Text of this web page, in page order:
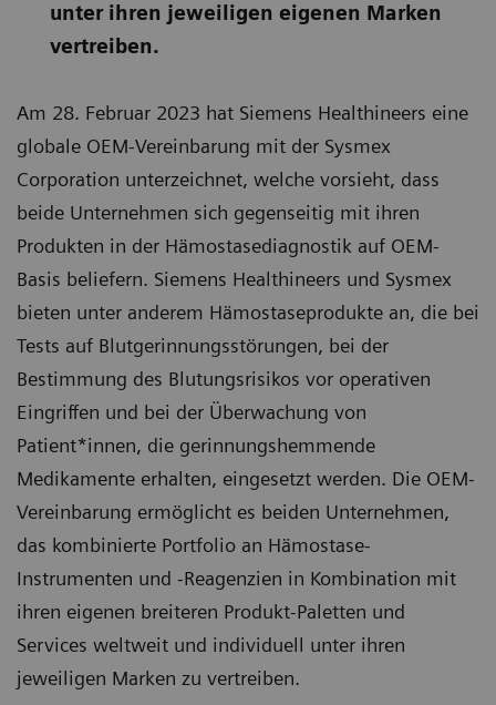
unter ihren jeweiligen eigenen Marken
vertreiben.
Am 28. Februar 2023 hat Siemens Healthineers eine
globale OEM-Vereinbarung mit der Sysmex
Corporation unterzeichnet, welche vorsieht, dass
beide Unternehmen sich gegenseitig mit ihren
Produkten in der Hämostasediagnostik auf OEM-
Basis beliefern. Siemens Healthineers und Sysmex
bieten unter anderem Hämostaseprodukte an, die bei
Tests auf Blutgerinnungsstörungen, bei der
Bestimmung des Blutungsrisikos vor operativen
Eingriffen und bei der Überwachung von
Patient*innen, die gerinnungshemmende
Medikamente erhalten, eingesetzt werden. Die OEM-
Vereinbarung ermöglicht es beiden Unternehmen,
das kombinierte Portfolio an Hämostase-
Instrumenten und -Reagenzien in Kombination mit
ihren eigenen breiteren Produkt-Paletten und
Services weltweit und individuell unter ihren
jeweiligen Marken zu vertreiben.